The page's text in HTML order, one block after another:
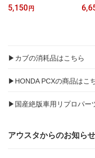
ア併用型 ステンレス製 B
-02FS-JA07 荷台 アウト
5,150 円
ール
ムパ
▶︎カブの消耗品はこちら
▶︎HONDA PCXの商品はこ
▶︎国産絶版車用リプロパー
アウスタからのお知らせ